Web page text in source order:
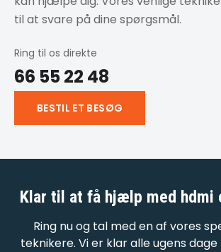
til at svare på dine spørgsmål.
Ring til os direkte
66 55 22 48
BESTIL ET BESØG
Klar til at få hjælp med
Ring nu og tal med en af vores
teknikere. Vi er klar alle ugens dage